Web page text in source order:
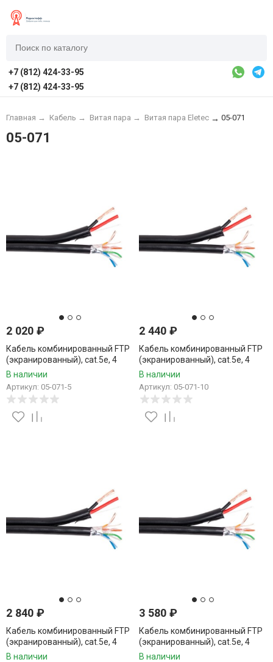
+7 (812) 424-33-95
+7 (812) 424-33-95
Главная → Кабель → Витая пара → Витая пара Eletec → 05-071
05-071
2 020 ₽
Кабель комбинированный FTP
(экранированный), cat.5e, 4
пары, CCA проводник +
метров
В наличии
Артикул: 05-071-5
2 440₽
Кабель комбинированный FTP
(экранированный), cat.5e, 4
пары, CCA проводник +
метров
В наличии
Артикул: 05-071-10
2 840 ₽
Кабель комбинированный FTP
(экранированный), cat.5e, 4
пары, CCA проводник +
В наличии
3 580₽
Кабель комбинированный FTP
(экранированный), cat.5e, 4
пары, CCA проводник +
В наличии